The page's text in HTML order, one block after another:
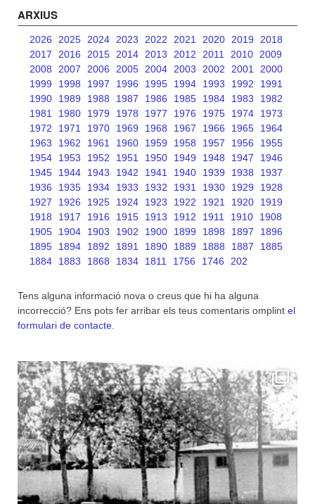
ARXIUS
2026 2025 2024 2023 2022 2021 2020 2019
2018
2017
2016 2015 2014 2013 2012 2011 2010
2009
2008
2007 2006 2005 2004 2003 2002 2001
2000
1999
1998 1997 1996 1995 1994 1993 1992
1991
1990
1989 1988 1987 1986 1985 1984 1983
1982
1981
1980 1979 1978 1977 1976 1975 1974
1973
1972
1971 1970 1969 1968 1967 1966 1965
1964
1963
1962 1961 1960 1959 1958 1957 1956
1955
1954
1953 1952 1951 1950 1949 1948 1947
1946
1945
1944 1943 1942 1941 1940 1939 1938
1937
1936
1935 1934 1933 1932 1931 1930 1929
1928
1927
1926 1925 1924 1923 1922 1921 1920
1919
1918
1917 1916 1915 1913 1912 1911 1910
1908
1905
1904 1903 1902 1900 1899 1898 1897
1896
1895
1894 1892 1891 1890 1889 1888 1887
1885
1884
1883 1868 1834 1811 1756 1746 202
Tens alguna informació nova o creus que hi ha alguna
incorrecció? Ens pots fer arribar els teus comentaris omplint el
formulari de contacte